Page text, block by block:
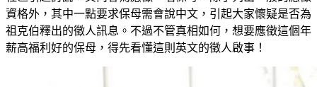
資格外，其中一點要求保母需會說中文，引起大家懷疑是否為
祖克伯釋出的徵人訊息。不過不管真相如何，想要應徵這個年
薪高福利好的保母，得先看懂這則英文的徵人啟事！